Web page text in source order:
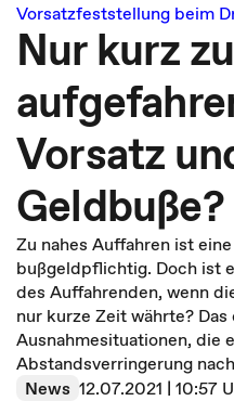
Vorsatzfeststellung beim
Nur kurz
Vorsatz
Geldbuße?
Zu nahes Auffahren ist
bußgeldpflichtig. Doch ist
des Auffahrenden, wenn
nur kurze Zeit währte?
Ausnahmesituationen, die
Abstandsverringerung
News 12.07.2021 | 10:57